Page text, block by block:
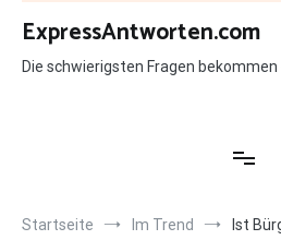
Zum
Inhalt
springen
ExpressAntworten.com
Die schwierigsten Fragen
Startseite Im Trend Ist